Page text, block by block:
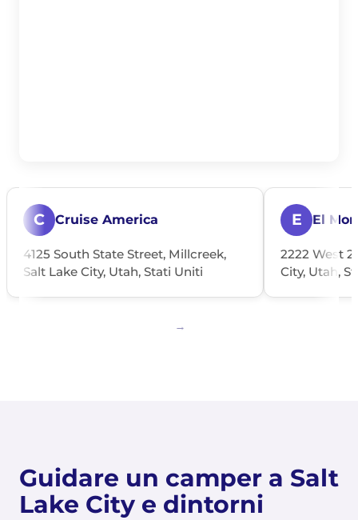
C Cruise America
4125 South State Street, Millcreek,
Salt Lake City, Utah, Stati Uniti
E El
2222 West
City, Utah,
Guidare un camper a Salt
Lake City e dintorni